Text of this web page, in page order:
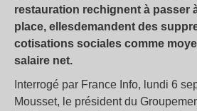
restauration rechignent à passer
place, ellesdemandent des
cotisations sociales comme
salaire net.
Interrogé par France Info, lundi 6
Mousset, le président du